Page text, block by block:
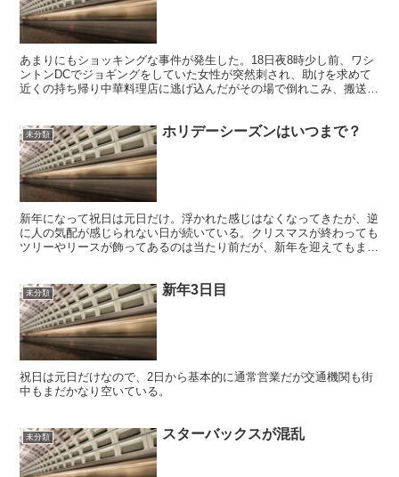
あまりにもショッキングな事件が発生した。18日夜8時少し前、ワシ
ントンDCでジョギングをしていた女性が突然刺され、助けを求めて
近くの持ち帰り中華料理店に逃げ込んだがその場で倒れこみ、搬送先
未分類 ホリデーシーズンはいつまで？
新年になって祝日は元日だけ。浮かれた感じはなくなってきたが、逆
に人の気配が感じられない日が続いている。クリスマスが終わっても
ツリーやリースが飾ってあるのは当たり前だが、新年を迎えてもまだ
未分類 新年3日目
祝日は元日だけなので、2日から基本的に通常営業だが交通機関も街
中もまだかなり空いている。
未分類 スターバックスが混乱